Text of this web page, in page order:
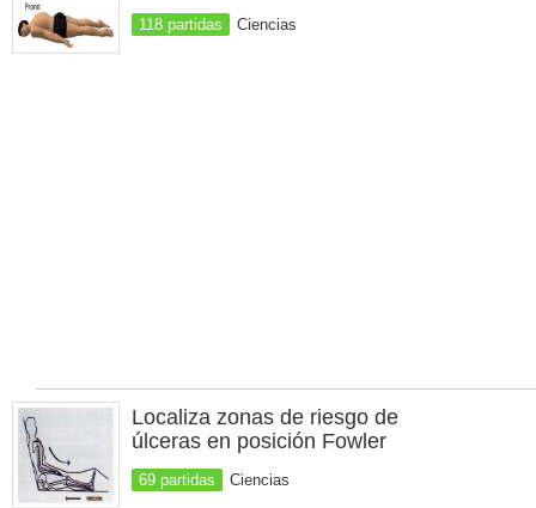
118 partidas Ciencias
Localiza zonas de riesgo de
úlceras en posición Fowler
69 partidas Ciencias